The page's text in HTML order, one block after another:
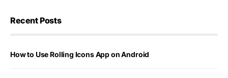
Recent Posts
How to Use Rolling Icons App on Android